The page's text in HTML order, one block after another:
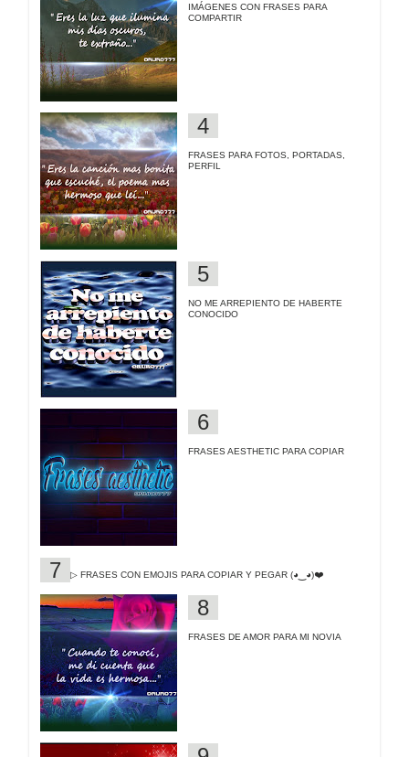
IMÁGENES CON FRASES PARA
COMPARTIR
FRASES PARA FOTOS, PORTADAS,
PERFIL
NO ME ARREPIENTO DE HABERTE
CONOCIDO
FRASES AESTHETIC PARA COPIAR
▷ FRASES CON EMOJIS PARA COPIAR Y PEGAR (◕‿◕)❤️
FRASES DE AMOR PARA MI NOVIA